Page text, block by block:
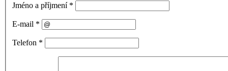
Jméno a příjmení *
E-mail *
Telefon *